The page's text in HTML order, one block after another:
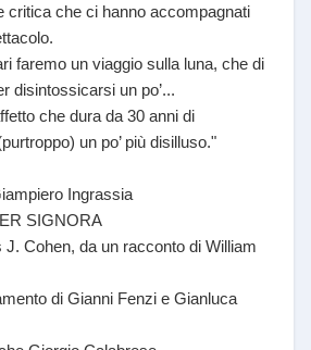
critica che ci hanno accompagnati
faremo un viaggio sulla luna, che di
disintossicarsi un po’...
che dura da 30 anni di
un po’ più disilluso."
Ingrassia
SIGNORA
Cohen, da un racconto di William
di Gianni Fenzi e Gianluca